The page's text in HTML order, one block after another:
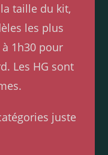
taille du kit,
les plus
1h30 pour
Les HG sont
juste